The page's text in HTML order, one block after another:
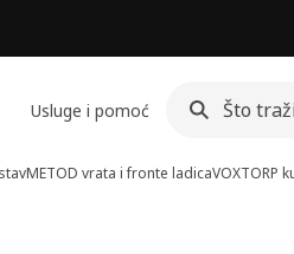
Usluge i pomoć
METOD vrata i fronte ladicaVOXTORP